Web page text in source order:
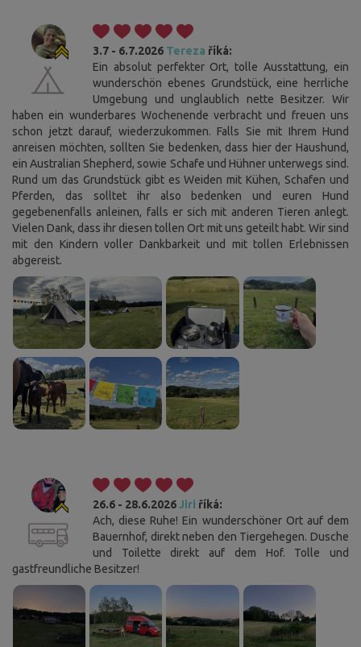
3.7 - 6.7.2026 Tereza říká:
Ein absolut perfekter Ort, tolle Ausstattung, ein
wunderschön ebenes Grundstück, eine herrliche
Umgebung und unglaublich nette Besitzer. Wir
haben ein wunderbares Wochenende verbracht und freuen uns
schon jetzt darauf, wiederzukommen. Falls Sie mit Ihrem Hund
anreisen möchten, sollten Sie bedenken, dass hier der Haushund,
ein Australian Shepherd, sowie Schafe und Hühner unterwegs sind.
Rund um das Grundstück gibt es Weiden mit Kühen, Schafen und
Pferden, das solltet ihr also bedenken und euren Hund
gegebenenfalls anleinen, falls er sich mit anderen Tieren anlegt.
Vielen Dank, dass ihr diesen tollen Ort mit uns geteilt habt. Wir sind
mit den Kindern voller Dankbarkeit und mit tollen Erlebnissen
abgereist.
26.6 - 28.6.2026Jiri říká:
Ach, diese Ruhe! Ein wunderschöner Ort auf dem
Bauernhof, direkt neben den Tiergehegen. Dusche
und Toilette direkt auf dem Hof. Tolle und
gastfreundliche Besitzer!